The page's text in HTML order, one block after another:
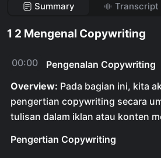
Summary Transcript
1 2 Mengenal Copywriting
00:00
Pengenalan Copywriting
Overview: Pada bagian ini, kita
pengertian copywriting secara
tulisan dalam iklan atau konten
Pengertian Copywriting